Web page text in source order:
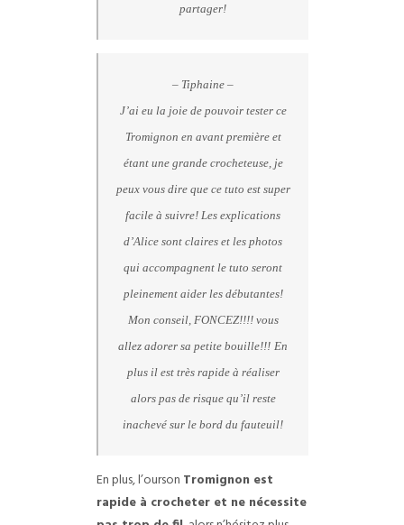
partager!
– Tiphaine –
J’ai eu la joie de pouvoir tester ce
Tromignon en avant première et
étant une grande crocheteuse, je
peux vous dire que ce tuto est super
facile à suivre! Les explications
d’Alice sont claires et les photos
qui accompagnent le tuto seront
pleinement aider les débutantes!
Mon conseil, FONCEZ!!!! vous
allez adorer sa petite bouille!!! En
plus il est très rapide à réaliser
alors pas de risque qu’il reste
inachevé sur le bord du fauteuil!
En plus, l’ourson Tromignon est
rapide à crocheter et ne nécessite